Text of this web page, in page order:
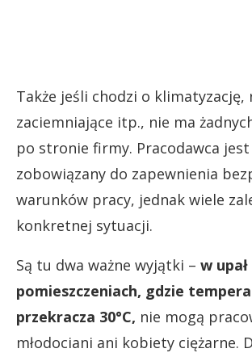
Także jeśli chodzi o klimatyzację,
zaciemniające itp., nie ma
po stronie firmy. Pracodawca
zobowiązany do zapewnienia
warunków pracy, jednak wiele
konkretnej sytuacji.
Są tu dwa ważne wyjątki – w
pomieszczeniach, gdzie
przekracza 30°C, nie mogą
młodociani ani kobiety ciężarne.